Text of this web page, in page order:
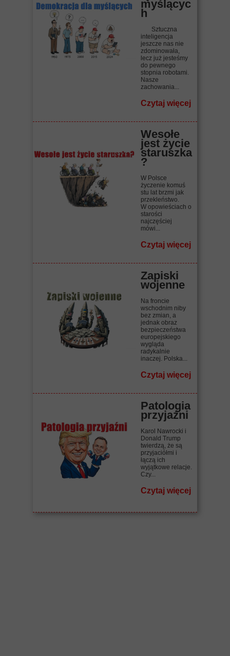
myślącyc
h
Sztuczna
inteligencja
jeszcze nas nie
zdominowała,
lecz już jesteśmy
do pewnego
stopnia robotami.
Nasze
zachowania...
Czytaj więcej
Wesołe
jest życie
staruszka
?
W Polsce
życzenie komuś
stu lat brzmi jak
przekleństwo.
W opowieściach o
starości
najczęściej
mówi...
Czytaj więcej
Zapiski
wojenne
Na froncie
wschodnim niby
bez zmian, a
jednak obraz
bezpieczeństwa
europejskiego
wygląda
radykalnie
inaczej. Polska...
Czytaj więcej
Patologia
przyjaźni
Karol Nawrocki i
Donald Trump
twierdzą, że są
przyjaciółmi i
łączą ich
wyjątkowe relacje.
Czy...
Czytaj więcej